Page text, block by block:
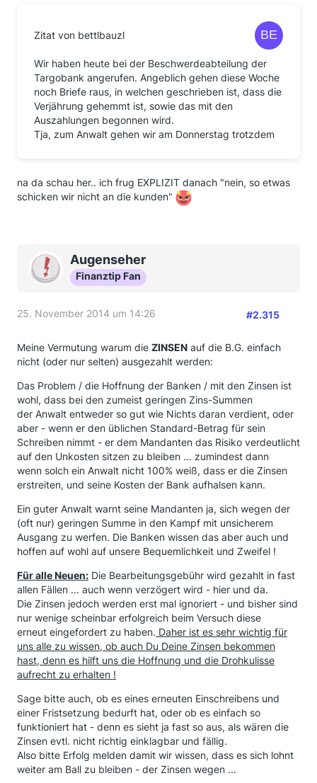
Zitat von bettlbauzl
Wir haben heute bei der Beschwerdeabteilung der
Targobank angerufen. Angeblich gehen diese Woche
noch Briefe raus, in welchen geschrieben ist, dass die
Verjährung gehemmt ist, sowie das mit den
Auszahlungen begonnen wird.
Tja, zum Anwalt gehen wir am Donnerstag trotzdem
na da schau her.. ich frug EXPLIZIT danach "nein, so etwas
schicken wir nicht an die kunden"
Augenseher
Finanztip Fan
25. November 2014 um 14:26 #2.315
Meine Vermutung warum die ZINSEN auf die B.G. einfach
nicht (oder nur selten) ausgezahlt werden:
Das Problem / die Hoffnung der Banken / mit den Zinsen ist
wohl, dass bei den zumeist geringen Zins-Summen
der Anwalt entweder so gut wie Nichts daran verdient, oder
aber - wenn er den üblichen Standard-Betrag für sein
Schreiben nimmt - er dem Mandanten das Risiko verdeutlicht
auf den Unkosten sitzen zu bleiben ... zumindest dann
wenn solch ein Anwalt nicht 100% weiß, dass er die Zinsen
erstreiten, und seine Kosten der Bank aufhalsen kann.
Ein guter Anwalt warnt seine Mandanten ja, sich wegen der
(oft nur) geringen Summe in den Kampf mit unsicherem
Ausgang zu werfen. Die Banken wissen das aber auch und
hoffen auf wohl auf unsere Bequemlichkeit und Zweifel !
Für alle Neuen: Die Bearbeitungsgebühr wird gezahlt in fast
allen Fällen ... auch wenn verzögert wird - hier und da.
Die Zinsen jedoch werden erst mal ignoriert - und bisher sind
nur wenige scheinbar erfolgreich beim Versuch diese
erneut eingefordert zu haben. Daher ist es sehr wichtig für
uns alle zu wissen, ob auch Du Deine Zinsen bekommen
hast, denn es hilft uns die Hoffnung und die Drohkulisse
aufrecht zu erhalten !
Sage bitte auch, ob es eines erneuten Einschreibens und
einer Fristsetzung bedurft hat, oder ob es einfach so
funktioniert hat - denn es sieht ja fast so aus, als wären die
Zinsen evtl. nicht richtig einklagbar und fällig.
Also bitte Erfolg melden damit wir wissen, dass es sich lohnt
weiter am Ball zu bleiben - der Zinsen wegen ...